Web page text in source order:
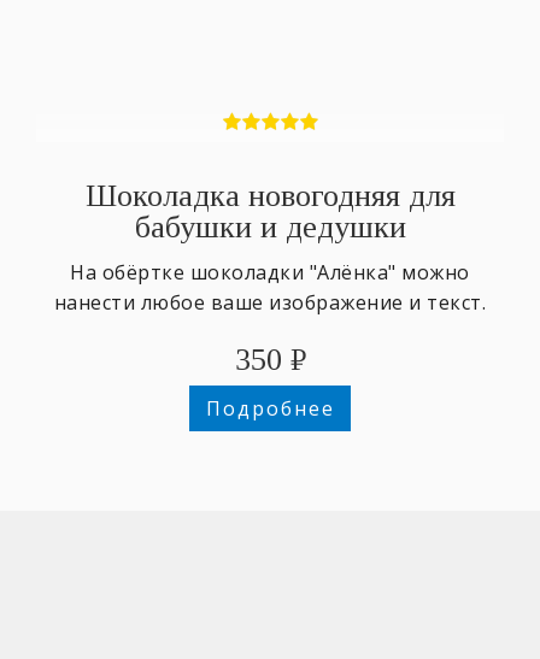
Шоколадка новогодняя для
бабушки и дедушки
На обёртке шоколадки "Алёнка" можно
нанести любое ваше изображение и текст.
350 ₽
Подробнее